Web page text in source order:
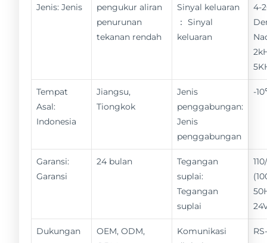
Jenis: Jenis
pengukur aliran
penurunan
tekanan rendah
Sinyal keluaran
： Sinyal
keluaran
4-
Tempat
Asal:
Indonesia
Jiangsu,
Tiongkok
Jenis
penggabungan:
Jenis
penggabungan
-
Garansi:
Garansi
24 bulan
Tegangan
suplai:
Tegangan
suplai
Dukungan
OEM, ODM,
Komunikasi